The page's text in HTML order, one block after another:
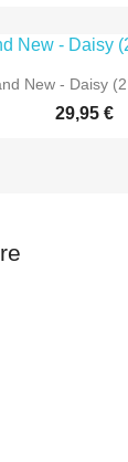
 Vorschau
New - Daisy
29,95 €